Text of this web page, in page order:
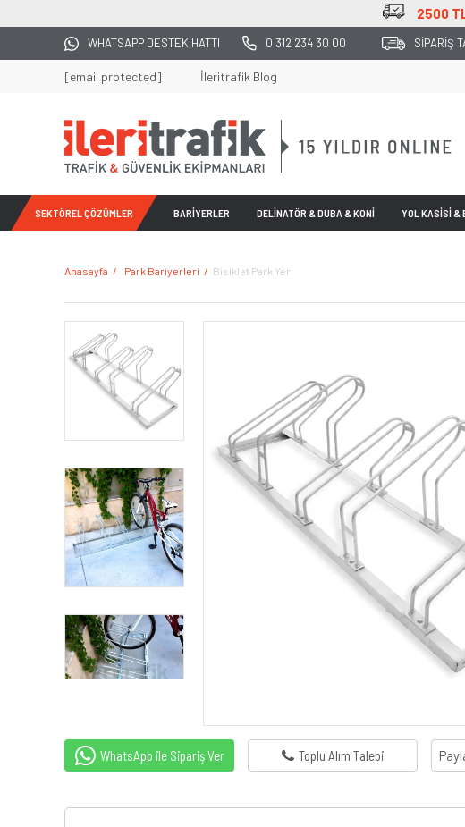
2500 TL ÜZERİ TÜM ALIŞVERİŞLERDE KARGO BEDAVA
WHATSAPP DESTEK HATTI 0 312 234 30 00 SİPARİŞ
[email protected] İleritrafik Blog
SEKTÖREL ÇÖZÜMLER BARİYERLER DELİNATÖR & DUBA & KONİ YOL KASİSİ &
Anasayfa Park Bariyerleri Bisiklet Park Yeri
WhatsApp ile Sipariş Ver Toplu Alım Talebi